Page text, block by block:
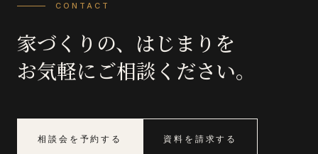
CONTACT
家づくりの、はじまりを
お気軽にご相談ください。
相談会を予約する 資料を請求する